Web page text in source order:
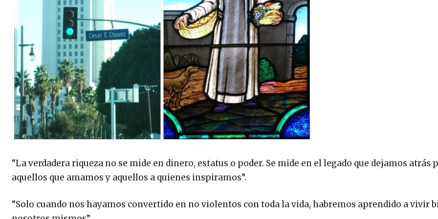
“La verdadera riqueza no se mide en dinero, estatus o poder. Se mide en el legado que dejamos atrás
aquellos que amamos y aquellos a quienes inspiramos”.
“Solo cuando nos hayamos convertido en no violentos con toda la vida, habremos aprendido a vivir